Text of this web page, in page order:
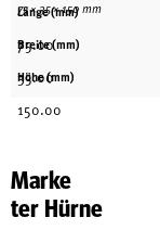
75 × 35 × 150 mm
Länge (mm)
75.00
Breite (mm)
35.00
Höhe (mm)
150.00
Marke
ter Hürne